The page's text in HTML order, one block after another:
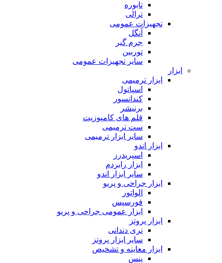
تابوره
ترالی
تجهیزات عمومی
آنگل
جرم گیر
توربین
سایر تجهیزات عمومی
ابزار
ابزار ترمیمی
اسپاتول
کندانسور
برنیشر
قلم های کامپوزیت
ست ترمیمی
سایر ابزار ترمیمی
ابزار اندو
اسپریدرز
ابزار رابردم
سایر ابزار اندو
ابزار جراحی و پریو
الواتور
فورسپس
ابزار عمومی جراحی و پریو
ابزار پروتز
تری دندانی
سایر ابزار پروتز
ابزار معاینه و تشخیص
پنس